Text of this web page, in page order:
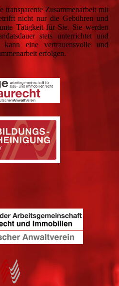
Zusammenarbeit mit
nicht nur die Gebühren und
Tätigkeit für Sie. Sie werden
stets unterrichtet und
eine vertrauensvolle und
erfolgen.